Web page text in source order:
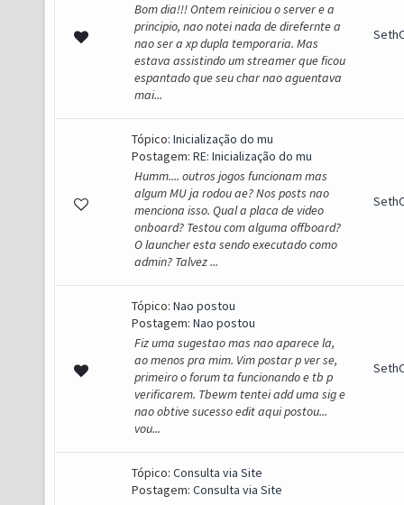
Bom dia!!! Ontem reiniciou o server e a
principio, nao notei nada de direfernte a
nao ser a xp dupla temporaria. Mas
estava assistindo um streamer que ficou
espantado que seu char nao aguentava
mai...
Tópico: Inicialização do mu
Postagem: RE: Inicialização do mu
Humm.... outros jogos funcionam mas
algum MU ja rodou ae? Nos posts nao
menciona isso. Qual a placa de video
onboard? Testou com alguma offboard?
O launcher esta sendo executado como
admin? Talvez ...
Tópico: Nao postou
Postagem: Nao postou
Fiz uma sugestao mas nao aparece la,
ao menos pra mim. Vim postar p ver se,
primeiro o forum ta funcionando e tb p
verificarem. Tbewm tentei add uma sig e
nao obtive sucesso edit aqui postou...
vou...
Tópico: Consulta via Site
Postagem: Consulta via Site